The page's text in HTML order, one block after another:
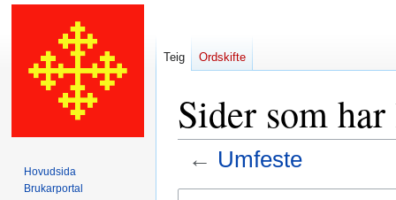
Sider som
← Umfeste
Teig Ordskifte
Hovudsida
Brukarportal